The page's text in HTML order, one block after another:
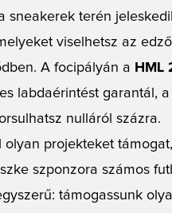
sneakerek terén
viselhetsz az
A focipályán a HML
labdaérintést garantál,
nulláról százra.
olyan projekteket
szponzora számos
támogassunk